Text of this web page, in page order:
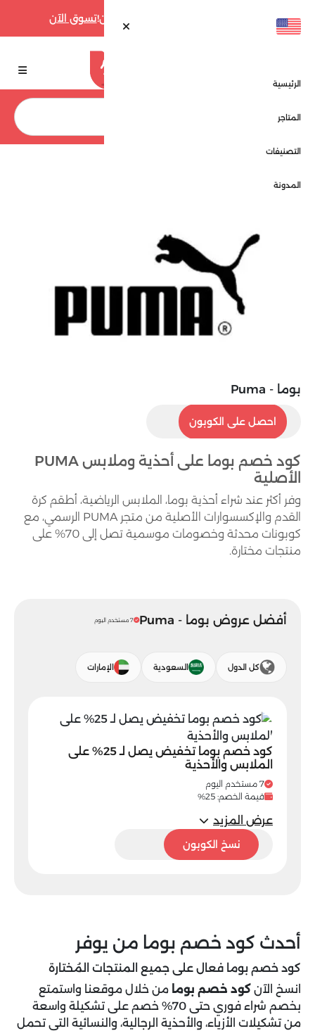
تسوق الآن
الرئيسية
المتاجر
التصنيفات
المدونة
بوما - Puma
P25احصل على الكوبون
كود خصم بوما على أحذية وملابس PUMA
الأصلية
وفر أكثر عند شراء أحذية بوما، الملابس الرياضية، أطقم كرة
القدم والإكسسوارات الأصلية من متجر PUMA الرسمي، مع
كوبونات محدثة وخصومات موسمية تصل إلى 70% على
منتجات مختارة.
أفضل عروض بوما - Puma 7 مستخدم اليوم
كل الدول السعودية الإمارات
كود خصم بوما تخفيض يصل لـ 25% على
الملابس والأحذية
7 مستخدم اليوم
قيمة الخصم: 25%
عرض المزيد
P25نسخ الكوبون
أحدث كود خصم بوما من يوفر
كود خصم بوما فعال على جميع المنتجات المُختارة
انسخ الآن كود خصم بوما من خلال موقعنا واستمتع
بخصم شراء فوري حتى 70% خصم على تشكيلة واسعة
من تشكيلات الأزياء، والأحذية الرجالية، والنسائية التي تحمل